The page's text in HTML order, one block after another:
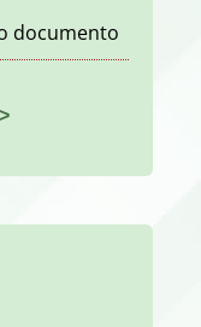
documento